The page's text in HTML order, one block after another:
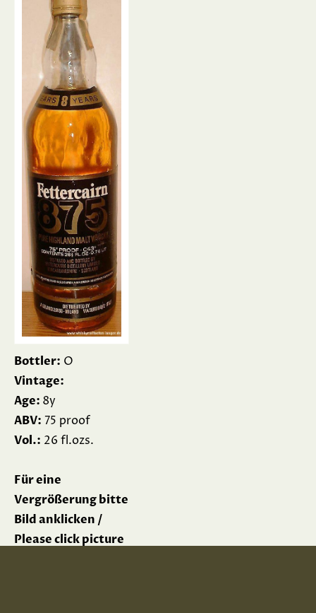
Bottler: O
Vintage:
Age: 8y
ABV: 75 proof
Vol.: 26 fl.ozs.
Für eine
Vergrößerung bitte
Bild anklicken /
Please click picture